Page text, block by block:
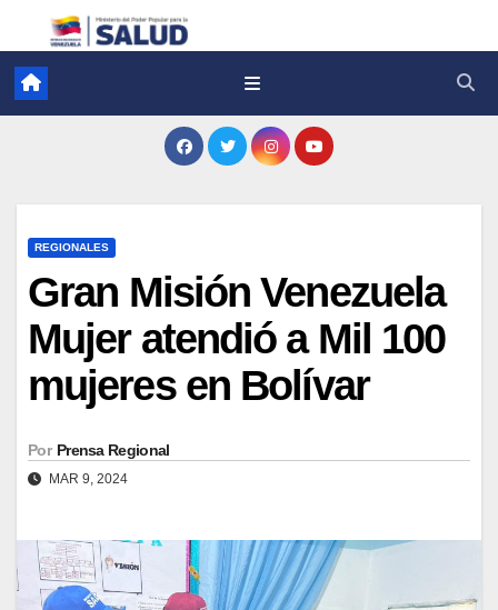
REGIONALES
Gran Misión Venezuela
Mujer atendió a Mil 100
mujeres en Bolívar
Por Prensa Regional
MAR 9, 2024